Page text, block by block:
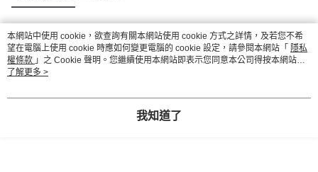
熱門標籤
本網站中使用 cookie，欲查詢有關本網站使用 cookie 方式之詳情，及若您不希
望在電腦上使用 cookie 時應如何變更電腦的 cookie 設定，請參閱本網站「 隱私
權條款 」之 Cookie 聲明。您繼續使用本網站即表示您同意本公司得按本網站使
用條款之 Cookie 聲明使用 cookie。
了解更多 >
我知道了